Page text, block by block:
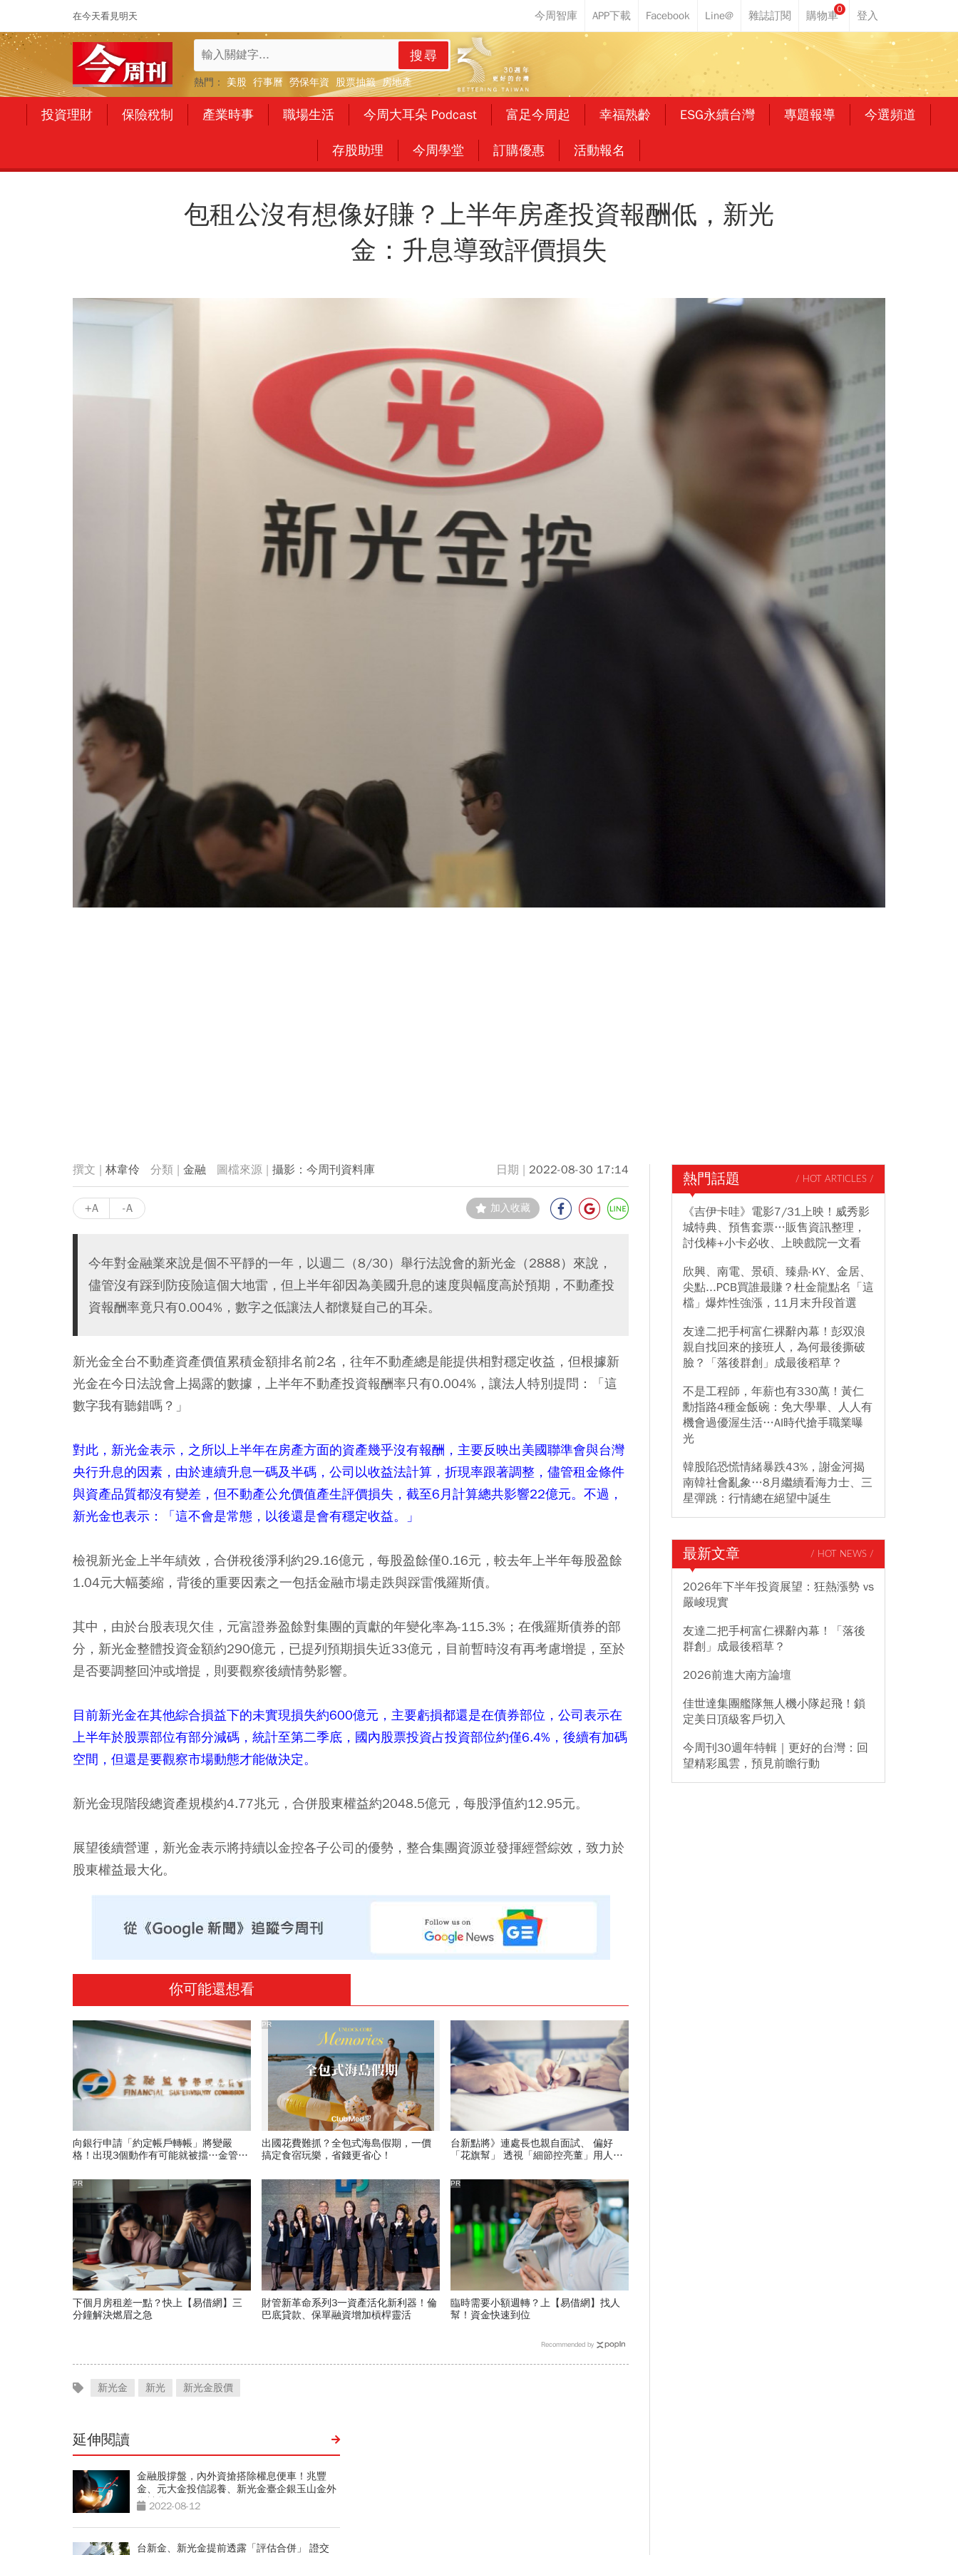
在今天看見明天
0
搜尋
熱門： 美股 行事曆 勞保年資 股票抽籤 房地產
投資理財 保險稅制 產業時事 職場生活 今周大耳朵 Podcast 富足今周起 幸福熟齡 ESG永續台灣 專題報導 今選頻道
存股助理 今周學堂 訂購優惠 活動報名
包租公沒有想像好賺？上半年房產投資報酬低，新光
金：升息導致評價損失
林韋伶 金融 攝影：今周刊資料庫 2022-08-30 17:14
+A -A 加入收藏
今年對金融業來說是個不平靜的一年，以週二（8/30）舉行法說會的新光金（2888）來說，
儘管沒有踩到防疫險這個大地雷，但上半年卻因為美國升息的速度與幅度高於預期，不動產投
資報酬率竟只有0.004%，數字之低讓法人都懷疑自己的耳朵。
新光金全台不動產資產價值累積金額排名前2名，往年不動產總是能提供相對穩定收益，但根據新
光金在今日法說會上揭露的數據，上半年不動產投資報酬率只有0.004%，讓法人特別提問：「這
數字我有聽錯嗎？」
對此，新光金表示，之所以上半年在房產方面的資產幾乎沒有報酬，主要反映出美國聯準會與台灣
央行升息的因素，由於連續升息一碼及半碼，公司以收益法計算，折現率跟著調整，儘管租金條件
與資產品質都沒有變差，但不動產公允價值產生評價損失，截至6月計算總共影響22億元。不過，
新光金也表示：「這不會是常態，以後還是會有穩定收益。」
檢視新光金上半年績效，合併稅後淨利約29.16億元，每股盈餘僅0.16元，較去年上半年每股盈餘
1.04元大幅萎縮，背後的重要因素之一包括金融市場走跌與踩雷俄羅斯債。
其中，由於台股表現欠佳，元富證券盈餘對集團的貢獻的年變化率為-115.3%；在俄羅斯債券的部
分，新光金整體投資金額約290億元，已提列預期損失近33億元，目前暫時沒有再考慮增提，至於
是否要調整回沖或增提，則要觀察後續情勢影響。
目前新光金在其他綜合損益下的未實現損失約600億元，主要虧損都還是在債券部位，公司表示在
上半年於股票部位有部分減碼，統計至第二季底，國內股票投資占投資部位約僅6.4%，後續有加碼
空間，但還是要觀察市場動態才能做決定。
新光金現階段總資產規模約4.77兆元，合併股東權益約2048.5億元，每股淨值約12.95元。
展望後續營運，新光金表示將持續以金控各子公司的優勢，整合集團資源並發揮經營綜效，致力於
股東權益最大化。
你可能還想看
向銀行申請「約定帳戶轉帳」將變嚴
格！出現3個動作有可能就被擋…金管會
出國花費難抓？全包式海島假期，一價
搞定食宿玩樂，省錢更省心！
PR
台新點將》連處長也親自面試、 偏好
「花旗幫」 透視「細節控亮董」用人哲
下個月房租差一點？快上【易借網】三
分鐘解決燃眉之急
PR
財管新革命系列3一資產活化新利器！倫
巴底貸款、保單融資增加槓桿靈活
臨時需要小額週轉？上【易借網】找人
幫！資金快速到位
PR
Recommended by
新光金 新光 新光金股價
延伸閱讀
金融股撐盤，內外資搶搭除權息便車！兆豐
金、元大金投信認養、新光金臺企銀玉山金外
資補貨
2022-08-12
台新金、新光金提前透露「評估合併」 證交
熱門話題 / HOT ARTICLES /
《吉伊卡哇》電影7/31上映！威秀影
城特典、預售套票…販售資訊整理，
討伐棒+小卡必收、上映戲院一文看
欣興、南電、景碩、臻鼎-KY、金居、
尖點...PCB買誰最賺？杜金龍點名「這
檔」爆炸性強漲，11月末升段首選
友達二把手柯富仁裸辭內幕！彭双浪
親自找回來的接班人，為何最後撕破
臉？「落後群創」成最後稻草？
不是工程師，年薪也有330萬！黃仁
勳指路4種金飯碗：免大學畢、人人有
機會過優渥生活…AI時代搶手職業曝
光
韓股陷恐慌情緒暴跌43%，謝金河揭
南韓社會亂象…8月繼續看海力士、三
星彈跳：行情總在絕望中誕生
最新文章 / HOT NEWS /
2026年下半年投資展望：狂熱漲勢 vs
嚴峻現實
友達二把手柯富仁裸辭內幕！「落後
群創」成最後稻草？
2026前進大南方論壇
佳世達集團艦隊無人機小隊起飛！鎖
定美日頂級客戶切入
今周刊30週年特輯｜更好的台灣：回
望精彩風雲，預見前瞻行動